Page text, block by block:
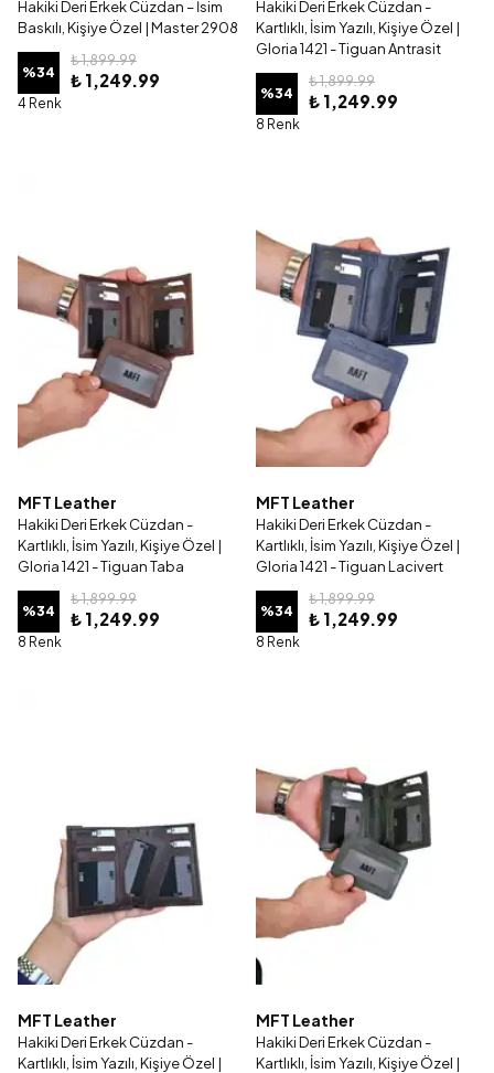
Hakiki Deri Erkek Cüzdan – İsim
Baskılı, Kişiye Özel | Master 2908
%34
₺ 1,899.99
₺ 1,249.99
4 Renk
Hakiki Deri Erkek Cüzdan -
Kartlıklı, İsim Yazılı, Kişiye Özel |
Gloria 1421 - Tiguan Antrasit
%34
₺ 1,899.99
₺ 1,249.99
8 Renk
MFT Leather
Hakiki Deri Erkek Cüzdan -
Kartlıklı, İsim Yazılı, Kişiye Özel |
Gloria 1421 - Tiguan Taba
%34
₺ 1,899.99
₺ 1,249.99
8 Renk
MFT Leather
Hakiki Deri Erkek Cüzdan -
Kartlıklı, İsim Yazılı, Kişiye Özel |
Gloria 1421 - Tiguan Lacivert
%34
₺ 1,899.99
₺ 1,249.99
8 Renk
MFT Leather
Hakiki Deri Erkek Cüzdan -
Kartlıklı, İsim Yazılı, Kişiye Özel |
MFT Leather
Hakiki Deri Erkek Cüzdan -
Kartlıklı, İsim Yazılı, Kişiye Özel |